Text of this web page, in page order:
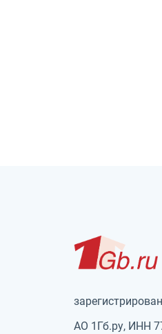
АО 1Гб.ру, ИНН